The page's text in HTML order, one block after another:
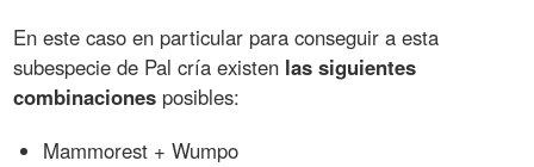
En este caso en particular para conseguir a esta
subespecie de Pal cría existen las siguientes
combinaciones posibles:
Mammorest + Wumpo